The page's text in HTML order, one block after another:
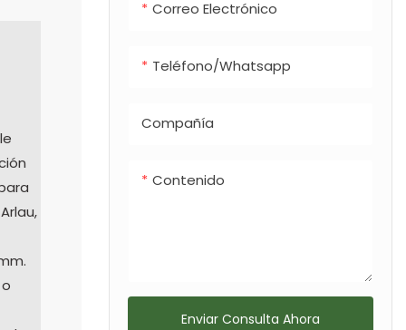
Correo Electrónico
Teléfono/whatsapp
Compañía
Contenido
Enviar Consulta Ahora